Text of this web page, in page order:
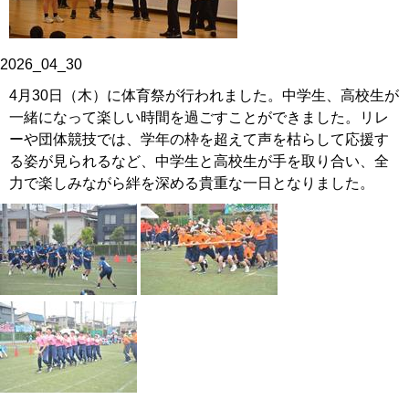
2026_04_30
4月30日（木）に体育祭が行われました。中学生、高校生が
一緒になって楽しい時間を過ごすことができました。リレ
ーや団体競技では、学年の枠を超えて声を枯らして応援す
る姿が見られるなど、中学生と高校生が手を取り合い、全
力で楽しみながら絆を深める貴重な一日となりました。